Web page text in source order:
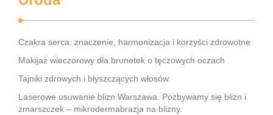
Czakra serca: znaczenie, harmonizacja i korzyści zdrowotne
Makijaż wieczorowy dla brunetek o tęczowych oczach
Tajniki zdrowych i błyszczących włosów
Laserowe usuwanie blizn Warszawa. Pozbywamy się blizn i
zmarszczek – mikrodermabrazja na blizny.